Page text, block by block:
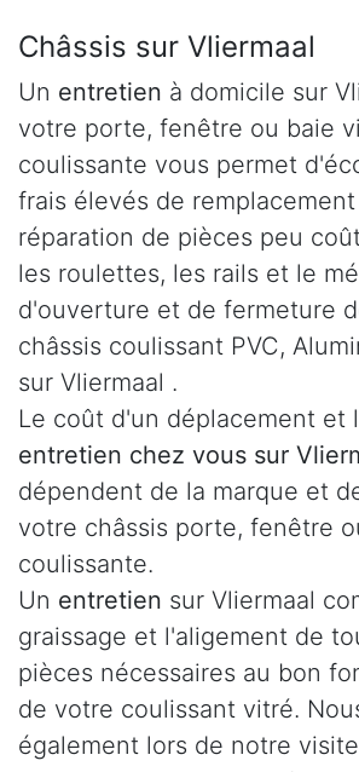
Châssis sur Vliermaal
Un entretien à domicile sur
votre porte, fenêtre ou baie
coulissante vous permet
frais élevés de
réparation de pièces peu
les roulettes, les rails et le
d'ouverture et de fermeture
châssis coulissant PVC,
sur Vliermaal .
Le coût d'un déplacement et
entretien chez vous sur
dépendent de la marque et
votre châssis porte, fenêtre
coulissante.
Un entretien sur Vliermaal
graissage et l'aligement de
pièces nécessaires au bon
de votre coulissant vitré.
également lors de notre